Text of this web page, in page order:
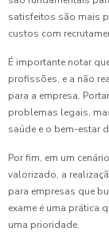
satisfeitos são mais
custos com
É importante notar
profissões, e a não
para a empresa.
problemas legais,
saúde e o bem-estar
Por fim, em um
valorizado, a
para empresas que
exame é uma prática
uma prioridade.